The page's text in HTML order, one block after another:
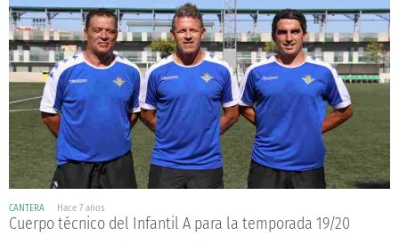
CANTERA Hace 7 años
Cuerpo técnico del Infantil A para la temporada 19/20